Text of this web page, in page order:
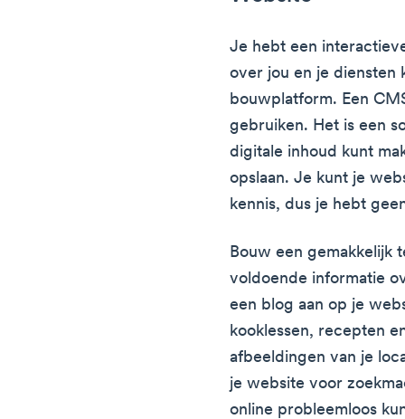
Je hebt een
over jou en je diensten
bouwplatform. Een
gebruiken. Het is een
digitale inhoud kunt
opslaan. Je kunt je
kennis, dus je hebt
Bouw een gemakkelijk
voldoende informatie
een blog aan op je
kooklessen, recepten
afbeeldingen van je
je website voor
online probleemloos